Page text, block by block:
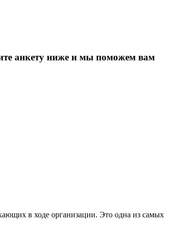
анкету ниже и мы поможем вам
в ходе организации. Это одна из самых